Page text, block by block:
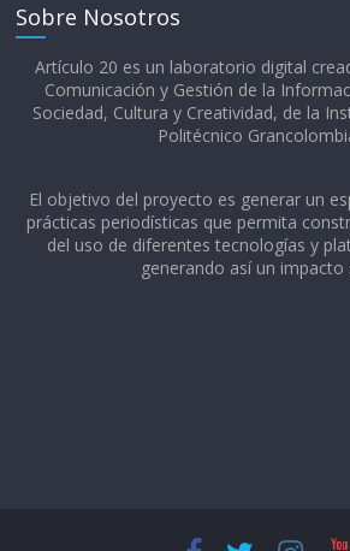
Sobre Nosotros
Artículo 20 es un laboratorio digital
Comunicación y Gestión de la
Sociedad, Cultura y Creatividad, de la
Politécnico
El objetivo del proyecto es generar un
prácticas periodísticas que permita
del uso de diferentes tecnologías y
generando así un impacto